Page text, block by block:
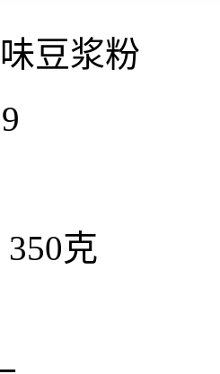
豆浆粉
350克